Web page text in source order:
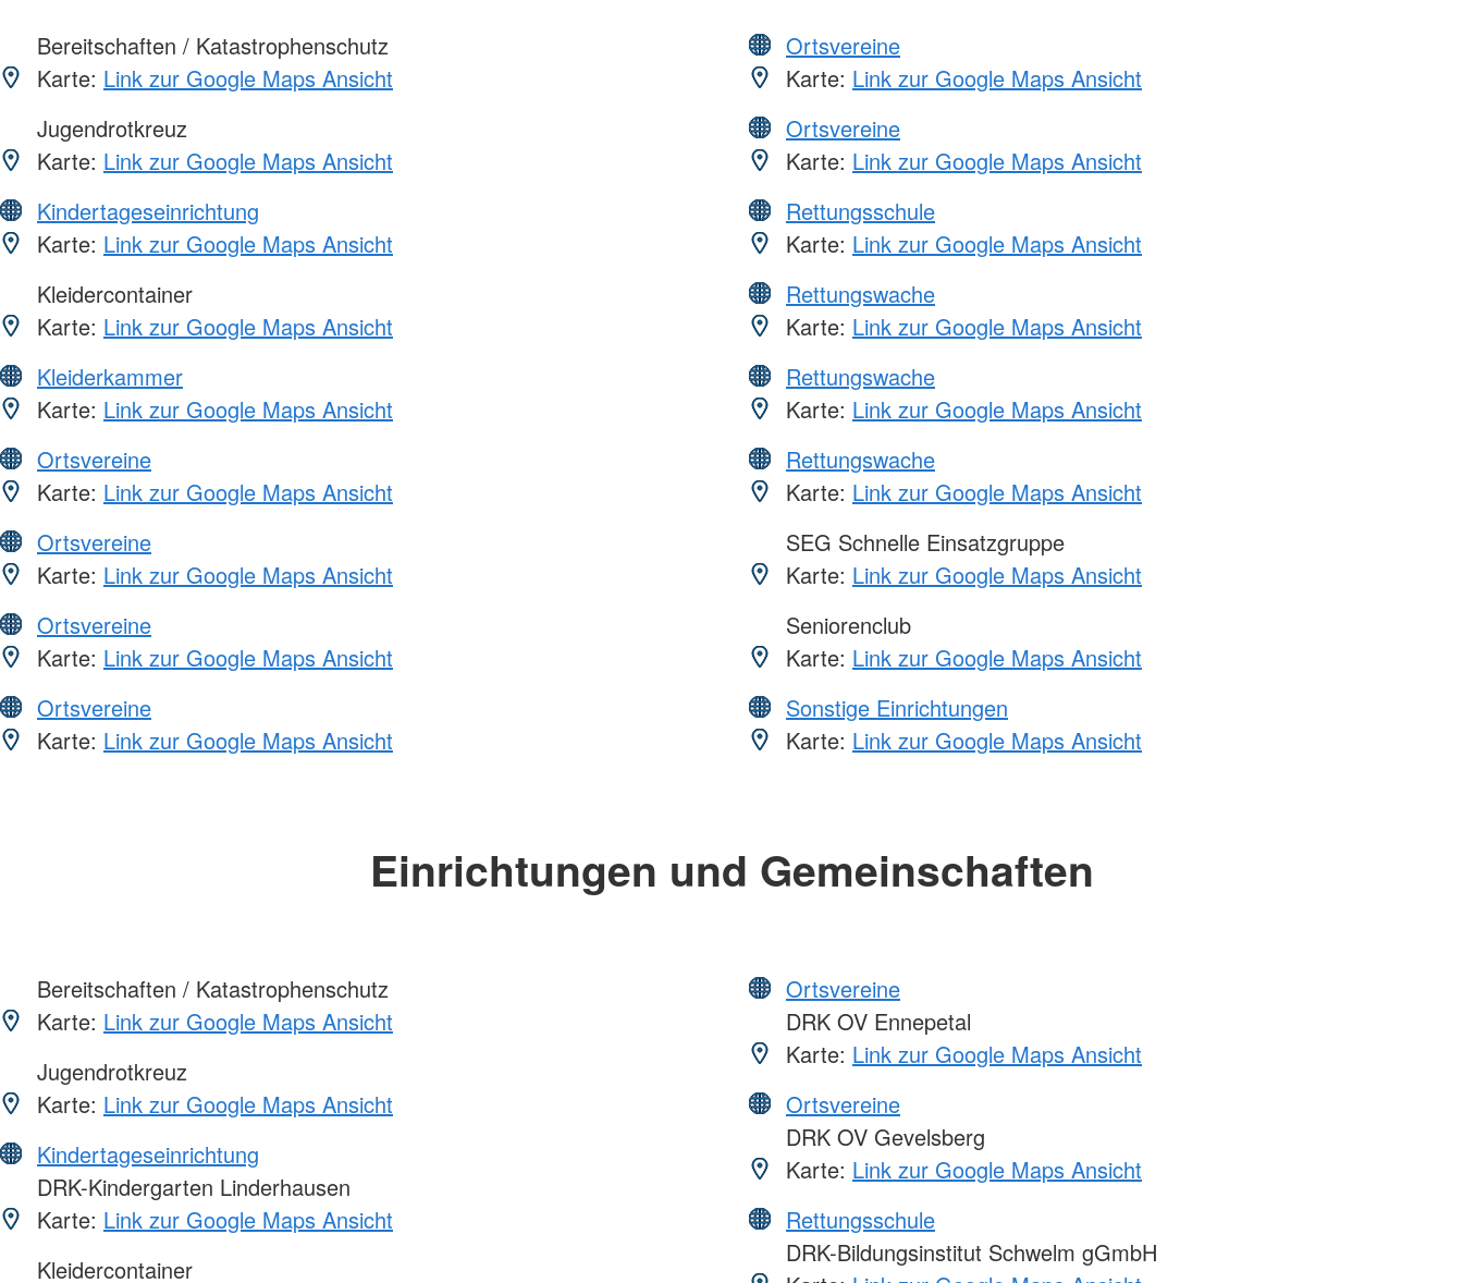
Bereitschaften / Katastrophenschutz
Karte: Link zur Google Maps Ansicht
Jugendrotkreuz
Karte: Link zur Google Maps Ansicht
Kindertageseinrichtung
Karte: Link zur Google Maps Ansicht
Kleidercontainer
Karte: Link zur Google Maps Ansicht
Kleiderkammer
Karte: Link zur Google Maps Ansicht
Ortsvereine
Karte: Link zur Google Maps Ansicht
Ortsvereine
Karte: Link zur Google Maps Ansicht
Ortsvereine
Karte: Link zur Google Maps Ansicht
Ortsvereine
Karte: Link zur Google Maps Ansicht
Ortsvereine
Karte: Link zur Google Maps Ansicht
Ortsvereine
Karte: Link zur Google Maps Ansicht
Rettungsschule
Karte: Link zur Google Maps Ansicht
Rettungswache
Karte: Link zur Google Maps Ansicht
Rettungswache
Karte: Link zur Google Maps Ansicht
Rettungswache
Karte: Link zur Google Maps Ansicht
SEG Schnelle Einsatzgruppe
Karte: Link zur Google Maps Ansicht
Seniorenclub
Karte: Link zur Google Maps Ansicht
Sonstige Einrichtungen
Karte: Link zur Google Maps Ansicht
Einrichtungen und Gemeinschaften
Bereitschaften / Katastrophenschutz
Karte: Link zur Google Maps Ansicht
Jugendrotkreuz
Karte: Link zur Google Maps Ansicht
Kindertageseinrichtung
DRK-Kindergarten Linderhausen
Karte: Link zur Google Maps Ansicht
Kleidercontainer
Ortsvereine
DRK OV Ennepetal
Karte: Link zur Google Maps Ansicht
Ortsvereine
DRK OV Gevelsberg
Karte: Link zur Google Maps Ansicht
Rettungsschule
DRK-Bildungsinstitut Schwelm gGmbH